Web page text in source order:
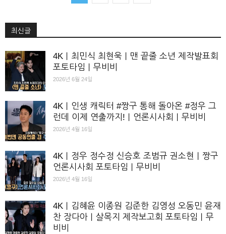
최신글
4K｜최민식 최현욱｜맨 끝줄 소년 제작발표회
포토타임｜무비비
2026년 6월 24일
4K｜인생 캐릭터 #짱구 통해 돌아온 #정우 그
런데 이제 연출까지!｜언론시사회｜무비비
2026년 4월 16일
4K｜정우 정수정 신승호 조범규 권소현｜짱구
언론시사회 포토타임｜무비비
2026년 4월 16일
4K｜김혜윤 이종원 김준한 김영성 오동민 윤재
찬 장다아｜살목지 제작보고회 포토타임｜무
비비